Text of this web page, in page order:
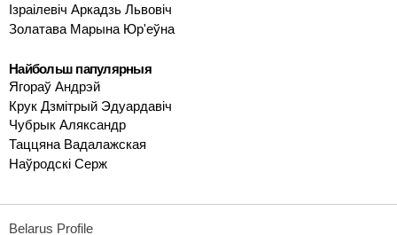
Ізраілевіч Аркадзь Львовіч
Золатава Марына Юр'еўна
Найбольш папулярныя
Ягораў Андрэй
Крук Дзмітрый Эдуардавіч
Чубрык Аляксандр
Таццяна Вадалажская
Наўродскі Серж
Belarus Profile